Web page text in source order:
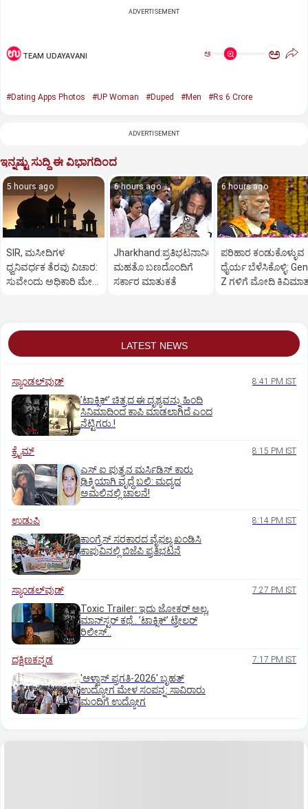
ADVERTISEMENT
TEAM UDAYAVANI ಅ ಅ
#Dating Apps Photos #UP Woman #Duped #Men #Rs 6 Crore
ADVERTISEMENT
ಇನ್ನಷ್ಟು ಸುದ್ದಿ ಈ ವಿಭಾಗದಿಂದ
5 hours ago
SIR, ಮಸೀದಿಗಳ
ಧ್ವನಿವರ್ಧಕ ತೆರವು ವಿಚಾರ:
ಸುವೇಂದು ಅಧಿಕಾರಿ ಮೇಲೆ
6 hours ago
Jharkhand:ಪ್ರತಿಭಟನಾನಿರತ
ಮಹತೊ ಬಣದೊಂದಿಗೆ
ಸರ್ಕಾರ ಮಾತುಕತೆ
6 hours ago
ಪರಿಹಾರ ಕಂಡುಕೊಳ್ಳುವ
ಧೈರ್ಯ ಬೆಳೆಸಿಕೊಳ್ಳಿ:
Z ಗಳಿಗೆ ಮೋದಿ
LATEST NEWS
ಸ್ಯಾಂಡಲ್‌ವುಡ್‌ 8:41 PM IST
ʼಟಾಕ್ಸಿಕ್‌ʼ ಚಿತ್ರದ ಈ ದೃಶ್ಯವನ್ನು ಹಿಂದಿ
ಸಿನಿಮಾದಿಂದ ಕಾಪಿ ಮಾಡಲಾಗಿದೆ ಎಂದ
ನೆಟ್ಟಿಗರು.!
ಕ್ರೈಮ್ 8:15 PM IST
ಎಸ್ ಐ ಪುತ್ರನ ಮರ್ಸಿಡಿಸ್‌ ಕಾರು
ಢಿಕ್ಕಿಯಾಗಿ ವೃದ್ಧೆ ಬಲಿ: ಮದ್ಯದ
ಅಮಲಿನಲ್ಲಿ ಚಾಲನೆ!
ಉಡುಪಿ 8:14 PM IST
ಕಾಂಗ್ರೆಸ್ ಸರಕಾರದ ವೈಫಲ್ಯ ಖಂಡಿಸಿ
ಕಾಪುವಿನಲ್ಲಿ ಬಿಜೆಪಿ ಪ್ರತಿಭಟನೆ
ಸ್ಯಾಂಡಲ್‌ವುಡ್‌ 7:27 PM IST
Toxic Trailer: ಇದು ಜೋಕರ್‌ ಅಲ್ಲ,
ಮಾನ್‌ಸ್ಟರ್‌ ಕಥೆ.. ʼಟಾಕ್ಸಿಕ್‌ʼ ಟ್ರೇಲರ್‌
ರಿಲೀಸ್..
ದಕ್ಷಿಣಕನ್ನಡ 7:17 PM IST
'ಆಳ್ವಾಸ್‌ ಪ್ರಗತಿ-2026' ಬೃಹತ್
ಉದ್ಯೋಗ ಮೇಳ ಸಂಪನ್ನ: ಸಾವಿರಾರು
ಮಂದಿಗೆ ಉದ್ಯೋಗ